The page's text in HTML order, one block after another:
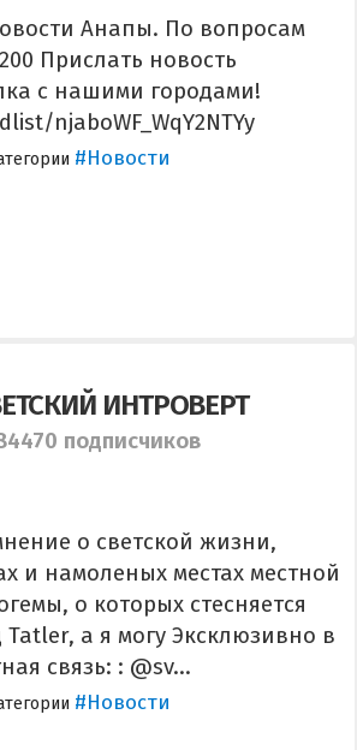
Анапы. По вопросам
Прислать новость
с нашими городами!
njaboWF_WqY2NTYy
#Новости
ИНТРОВЕРТ
подписчиков
о светской жизни,
и намоленых местах местной
о которых стесняется
Tatler, а я могу Эксклюзивно в
связь: : @sv...
#Новости